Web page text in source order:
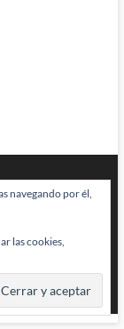
navegando por él,
las cookies,